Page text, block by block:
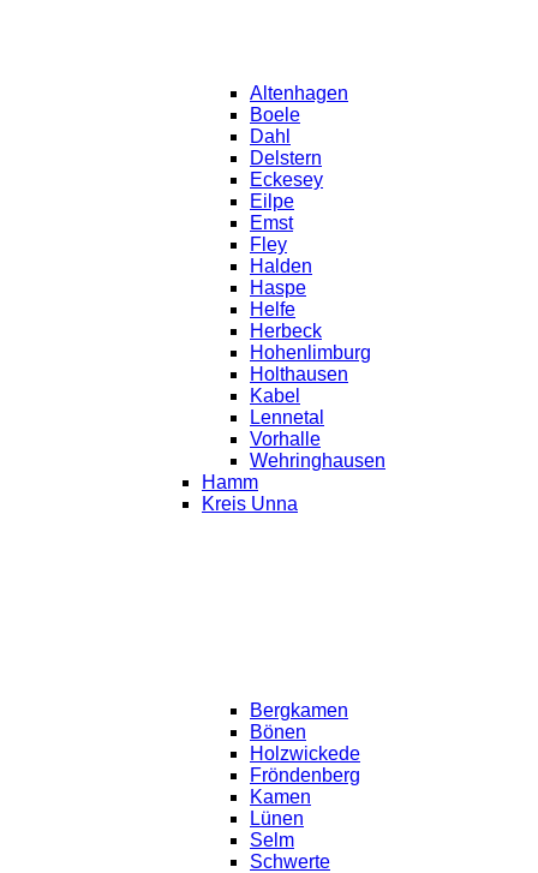
Altenhagen
Boele
Dahl
Delstern
Eckesey
Eilpe
Emst
Fley
Halden
Haspe
Helfe
Herbeck
Hohenlimburg
Holthausen
Kabel
Lennetal
Vorhalle
Wehringhausen
Hamm
Kreis Unna
Bergkamen
Bönen
Holzwickede
Fröndenberg
Kamen
Lünen
Selm
Schwerte